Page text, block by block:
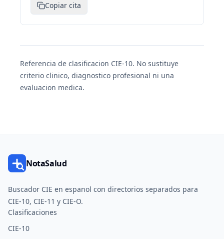
Copiar cita
Referencia de clasificacion CIE-10. No sustituye
criterio clinico, diagnostico profesional ni una
evaluacion medica.
NotaSalud
Buscador CIE en espanol con directorios separados para
CIE-10, CIE-11 y CIE-O.
Clasificaciones
CIE-10